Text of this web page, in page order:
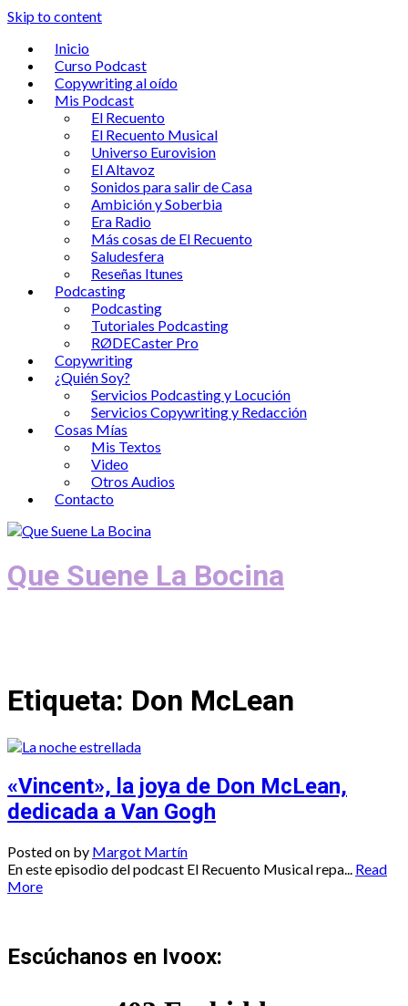
Skip to content
Inicio
Curso Podcast
Copywriting al oído
Mis Podcast
El Recuento
El Recuento Musical
Universo Eurovision
El Altavoz
Sonidos para salir de Casa
Ambición y Soberbia
Era Radio
Más cosas de El Recuento
Saludesfera
Reseñas Itunes
Podcasting
Podcasting
Tutoriales Podcasting
RØDECaster Pro
Copywriting
¿Quién Soy?
Servicios Podcasting y Locución
Servicios Copywriting y Redacción
Cosas Mías
Mis Textos
Video
Otros Audios
Contacto
Que Suene La Bocina
Etiqueta: Don McLean
«Vincent», la joya de Don McLean,
dedicada a Van Gogh
Posted on by Margot Martín
En este episodio del podcast El Recuento Musical repa...
Read
More
Escúchanos en Ivoox: